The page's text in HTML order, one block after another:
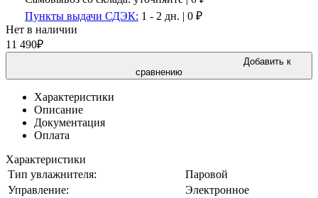
Пункты выдачи СДЭК: 1 - 2 дн. | 0 ₽
Нет в наличии
11 490₽
Добавить к
сравнению
Характеристики
Описание
Документация
Оплата
Характеристики
Тип увлажнителя:
Паровой
Управление:
Электронное